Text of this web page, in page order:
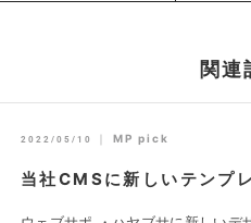
関連
2022/05/10 ｜ MP pick
当社CMSに新しいテンプ